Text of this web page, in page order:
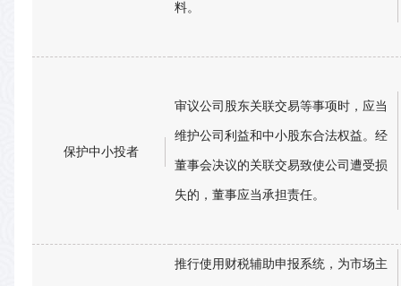
料。
保护中小投者
审议公司股东关联交易等事项时，应当
维护公司利益和中小股东合法权益。经
董事会决议的关联交易致使公司遭受损
失的，董事应当承担责任。
推行使用财税辅助申报系统，为市场主